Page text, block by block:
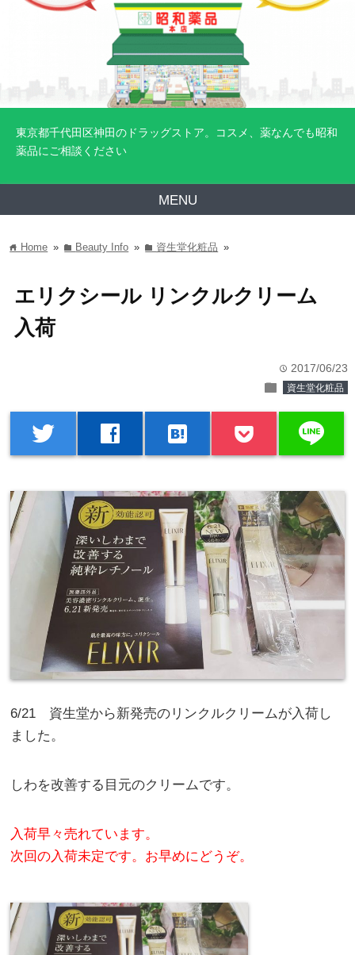
東京都千代田区神田のドラッグストア。コスメ、薬なんでも昭和
薬品にご相談ください
MENU
home Home » folder Beauty Info » folder 資生堂化粧品 »
エリクシール リンクルクリーム
入荷
time 2017/06/23
folder 資生堂化粧品
twitter facebook hatenabookmark line
6/21 資生堂から新発売のリンクルクリームが入荷し
ました。
しわを改善する目元のクリームです。
入荷早々売れています。
次回の入荷未定です。お早めにどうぞ。